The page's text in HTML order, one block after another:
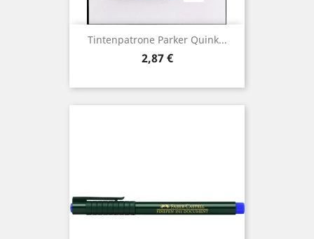
Tintenpatrone Parker Quink...
Preis
2,87 €